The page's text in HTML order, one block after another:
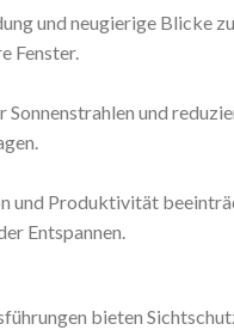
und neugierige Blicke
Fenster.
und
und Produktivität
Entspannen.
bieten